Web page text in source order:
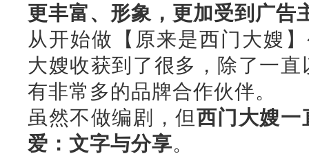
更丰富、形象， 更加受到广告
从开始做【原来是西门大嫂
大嫂收获到了很多，除了一
有非常多的品牌合作伙伴。
虽然不做编剧，但西门大嫂一
爱：文字与分享。